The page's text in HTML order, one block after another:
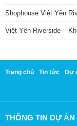
Shophouse Việt Yên
Việt Yên Riverside –
Trang chủ Tin tức Dự
THÔNG TIN DỰ ÁN